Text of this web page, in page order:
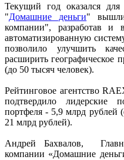
Текущий год оказался
"Домашние деньги" вышли
компании", разработав и
автоматизированную
позволило улучшить
расширить географическое
(до 50 тысяч человек).
Рейтинговое агентство
подтвердило лидерские
портфеля - 5,9 млрд рублей
21 млрд рублей).
Андрей Бахвалов,
компании «Домашние